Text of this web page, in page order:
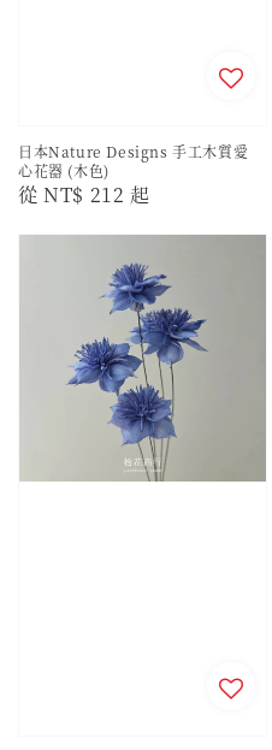
日本Nature Designs 手工木質愛
心花器 (木色)
Regular
從NT$ 212 起